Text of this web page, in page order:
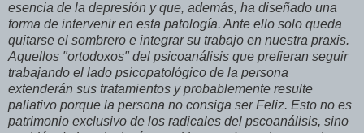
esencia de la depresión y que, además, ha diseñado una
forma de intervenir en esta patología. Ante ello solo queda
quitarse el sombrero e integrar su trabajo en nuestra praxis.
Aquellos "ortodoxos" del psicoanálisis que prefieran seguir
trabajando el lado psicopatológico de la persona
extenderán sus tratamientos y probablemente resulte
paliativo porque la persona no consiga ser Feliz. Esto no es
patrimonio exclusivo de los radicales del pscoanálisis, sino